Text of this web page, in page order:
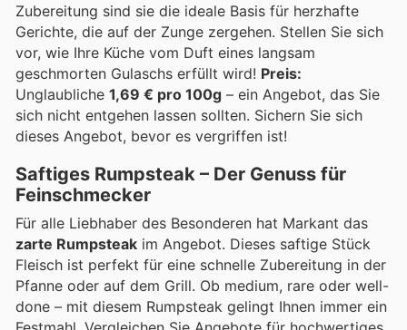
Zubereitung sind sie die ideale Basis für herzhafte
Gerichte, die auf der Zunge zergehen. Stellen Sie sich
vor, wie Ihre Küche vom Duft eines langsam
geschmorten Gulaschs erfüllt wird! Preis:
Unglaubliche 1,69 € pro 100g – ein Angebot, das Sie
sich nicht entgehen lassen sollten. Sichern Sie sich
dieses Angebot, bevor es vergriffen ist!
Saftiges Rumpsteak – Der Genuss für
Feinschmecker
Für alle Liebhaber des Besonderen hat Markant das
zarte Rumpsteak im Angebot. Dieses saftige Stück
Fleisch ist perfekt für eine schnelle Zubereitung in der
Pfanne oder auf dem Grill. Ob medium, rare oder well-
done – mit diesem Rumpsteak gelingt Ihnen immer ein